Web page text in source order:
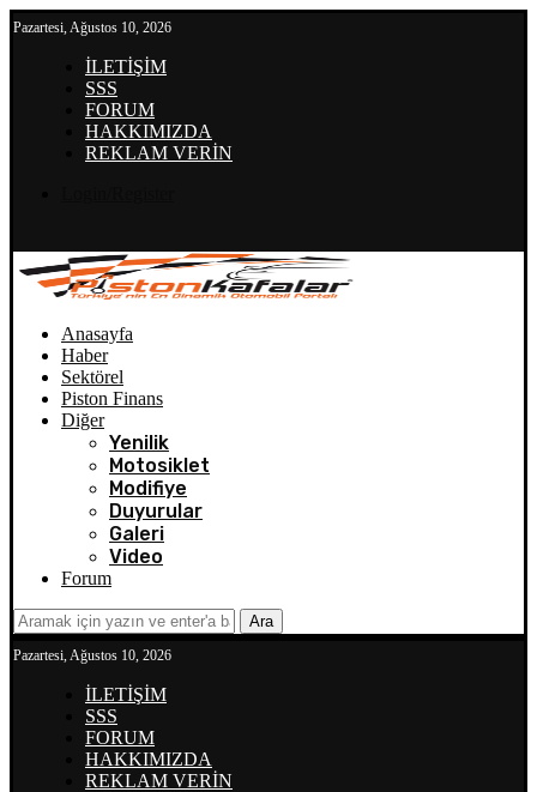
Pazartesi, Ağustos 10, 2026
İLETİŞİM
SSS
FORUM
HAKKIMIZDA
REKLAM VERİN
Anasayfa
Haber
Sektörel
Piston Finans
Diğer
Yenilik
Motosiklet
Modifiye
Duyurular
Galeri
Video
Forum
Ara
Pazartesi, Ağustos 10, 2026
İLETİŞİM
SSS
FORUM
HAKKIMIZDA
REKLAM VERİN